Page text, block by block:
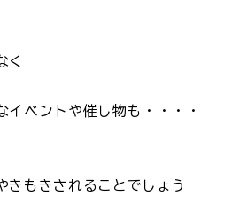
く
イベントや催し物も・・・・
きもきされることでしょう